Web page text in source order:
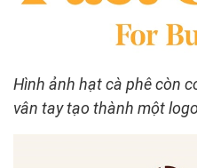
Hình ảnh hạt cà phê còn
vân tay tạo thành một